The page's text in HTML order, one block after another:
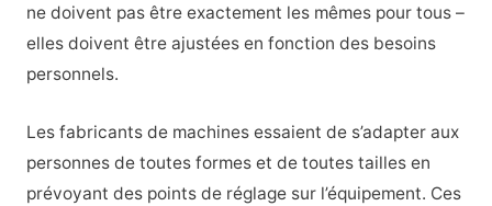
ne doivent pas être exactement les mêmes pour tous –
elles doivent être ajustées en fonction des besoins
personnels.
Les fabricants de machines essaient de s’adapter aux
personnes de toutes formes et de toutes tailles en
prévoyant des points de réglage sur l’équipement. Ces